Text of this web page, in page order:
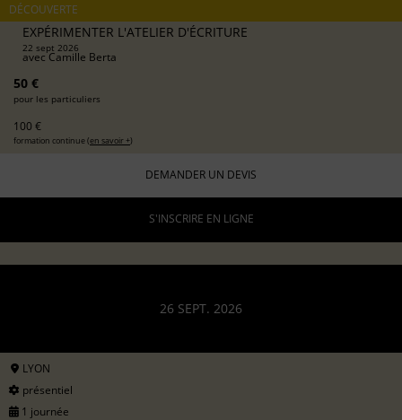
DÉCOUVERTE
EXPÉRIMENTER L'ATELIER D'ÉCRITURE
22 sept 2026
avecCamille Berta
50 €
pour les particuliers
100 €
formation continue (en savoir +)
DEMANDER UN DEVIS
S'INSCRIRE EN LIGNE
26 SEPT. 2026
LYON
présentiel
1 journée